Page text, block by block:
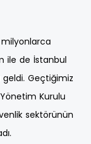
ile de İstanbul
geldi. Geçtiğimiz
Kurulu
sektörünün